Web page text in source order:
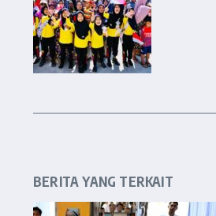
BERITA YANG TERKAIT